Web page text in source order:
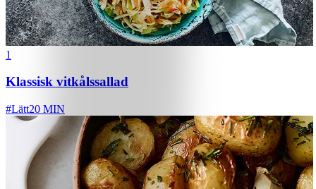
1
Klassisk vitkålssallad
#Lätt20 MIN